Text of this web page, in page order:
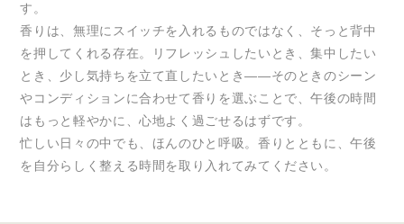
す。
香りは、無理にスイッチを入れるものではなく、そっと背中
を押してくれる存在。リフレッシュしたいとき、集中したい
とき、少し気持ちを立て直したいとき——そのときのシーン
やコンディションに合わせて香りを選ぶことで、午後の時間
はもっと軽やかに、心地よく過ごせるはずです。
忙しい日々の中でも、ほんのひと呼吸。香りとともに、午後
を自分らしく整える時間を取り入れてみてください。